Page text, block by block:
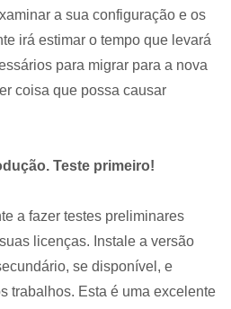
a sua configuração e os
irá estimar o tempo que levará
para migrar para a nova
coisa que possa causar
Teste primeiro!
a fazer testes preliminares
licenças. Instale a versão
se disponível, e
trabalhos. Esta é uma excelente